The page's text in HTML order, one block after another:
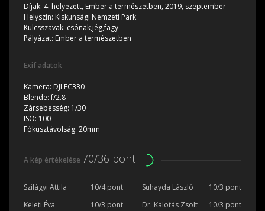
Díjak: 4. helyezett, Ember a természetben, 2019, szeptember
Helyszín: Kiskunsági Nemzeti Park
Kulcsszavak: csónak,jég,fagy
Pályázat: Ember a természetben
Exif adatok
Kamera: DJI FC330
Blende:f/2.8
Zársebesség: 1/30
ISO: 100
Fókusztávolság: 20mm
A kép értékelése 70/36 pont
Szilágyi Attila 10/4 pont Suhayda László
10/3 pont
Keleti Éva
10/3 pont Dr. Kalotás Zsolt
10/3 pont